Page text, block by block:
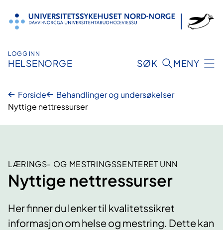
innhold
LOGG INN
HELSENORGE SØK MENY
Forside
Behandlinger og undersøkelser
Nyttige nettressurser
LÆRINGS- OG MESTRINGSSENTERET UNN
Nyttige nettressurser
Her finner du lenker til kvalitetssikret
informasjon om helse og mestring. Dette kan